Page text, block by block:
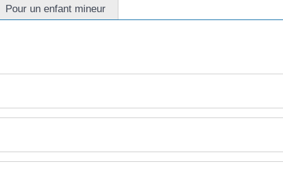
Pour un enfant mineur